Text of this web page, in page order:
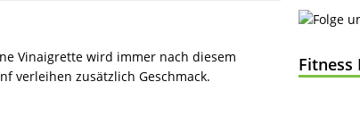
Vinaigrette wird immer nach diesem
verleihen zusätzlich Geschmack.
Fitness